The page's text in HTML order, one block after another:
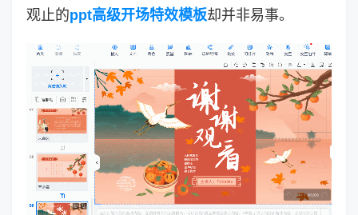
观止的ppt高级开场特效模板却并非易事。